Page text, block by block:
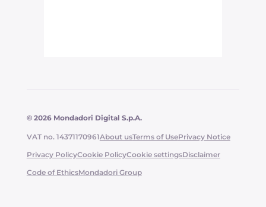
© 2026 Mondadori Digital S.p.A.
VAT no. 14371170961About usTerms of UsePrivacy Notice
Privacy PolicyCookie PolicyCookie settingsDisclaimer
Code of EthicsMondadori Group